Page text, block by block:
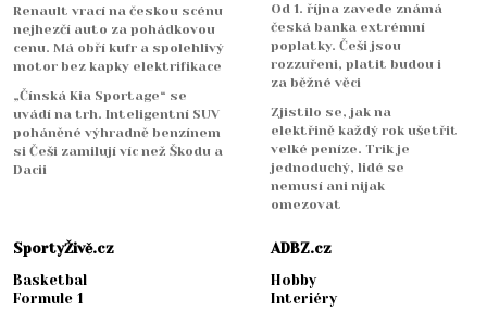
Renault vrací na českou scénu
nejhezčí auto za pohádkovou
cenu. Má obří kufr a spolehlivý
motor bez kapky elektrifikace
„Čínská Kia Sportage“ se
uvádí na trh. Inteligentní SUV
poháněné výhradně benzínem
si Češi zamilují víc než Škodu a
Dacii
Od 1. října zavede známá
česká banka extrémní
poplatky. Češi jsou
rozzuřeni, platit budou i
za běžné věci
Zjistilo se, jak na
elektřině každý rok ušetřit
velké peníze. Trik je
jednoduchý, lidé se
nemusí ani nijak
omezovat
SportyŽivě.cz
Basketbal
Formule 1
ADBZ.cz
Hobby
Interiéry